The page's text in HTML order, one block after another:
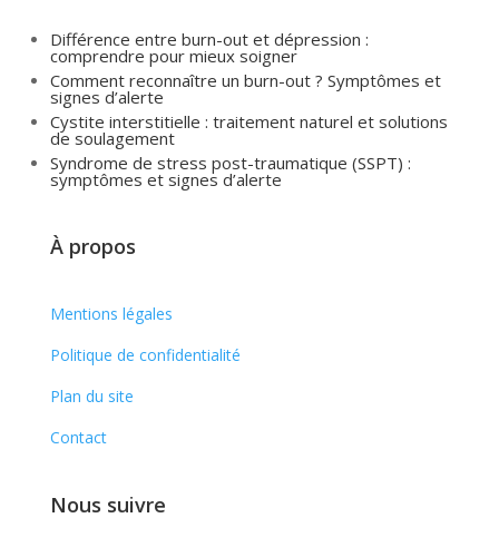
Différence entre burn-out et dépression :
comprendre pour mieux soigner
Comment reconnaître un burn-out ? Symptômes et
signes d’alerte
Cystite interstitielle : traitement naturel et solutions
de soulagement
Syndrome de stress post-traumatique (SSPT) :
symptômes et signes d’alerte
À propos
Mentions légales
Politique de confidentialité
Plan du site
Contact
Nous suivre